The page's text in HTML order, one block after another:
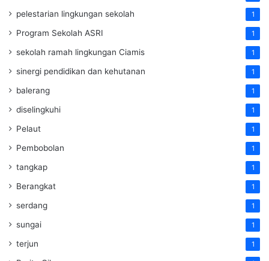
pelestarian lingkungan sekolah 1
Program Sekolah ASRI 1
sekolah ramah lingkungan Ciamis 1
sinergi pendidikan dan kehutanan 1
balerang 1
diselingkuhi 1
Pelaut 1
Pembobolan 1
tangkap 1
Berangkat 1
serdang 1
sungai 1
terjun 1